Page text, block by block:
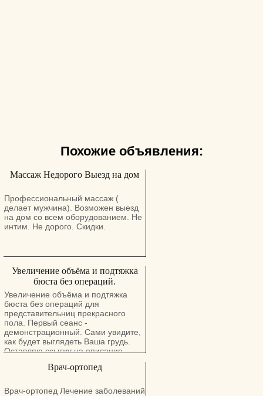
Похожие объявления:
Массаж Недорого Выезд на дом
Профессиональный массаж (
делает мужчина). Возможен выезд
на дом со всем оборудованием. Не
интим. Не дорого. Скидки.
Увеличение объёма и подтяжка
бюста без операций.
Увеличение объёма и подтяжка
бюста без операций для
представительниц прекрасного
пола. Первый сеанс -
демонстрационный. Сами увидите,
как будет выглядеть Ваша грудь.
Оставляю ссылку на описание
Врач-ортопед
Врач-ортопед Лечение заболеваний